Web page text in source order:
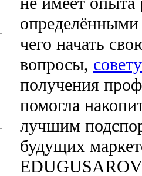
чего начать
вопросы,
получения
помогла
лучшим
будущих